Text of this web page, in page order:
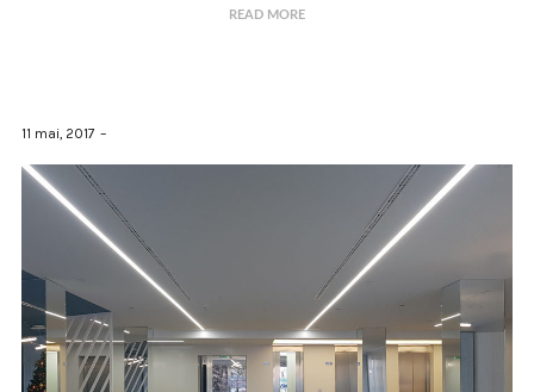
READ MORE
11 mai, 2017